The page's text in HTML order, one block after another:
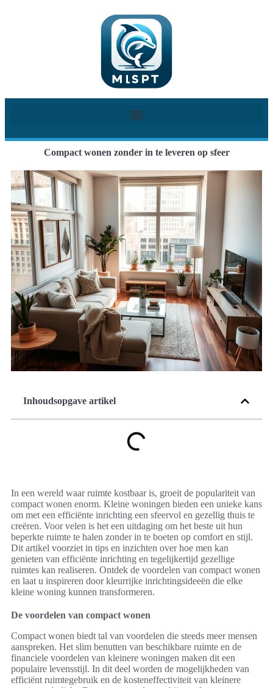
Compact wonen zonder in te leveren op sfeer
Inhoudsopgave artikel
In een wereld waar ruimte kostbaar is, groeit de populariteit van
compact wonen enorm. Kleine woningen bieden een unieke kans
om met een efficiënte inrichting een sfeervol en gezellig thuis te
creëren. Voor velen is het een uitdaging om het beste uit hun
beperkte ruimte te halen zonder in te boeten op comfort en stijl.
Dit artikel voorziet in tips en inzichten over hoe men kan
genieten van efficiënte inrichting en tegelijkertijd gezellige
ruimtes kan realiseren. Ontdek de voordelen van compact wonen
en laat u inspireren door kleurrijke inrichtingsideeën die elke
kleine woning kunnen transformeren.
De voordelen van compact wonen
Compact wonen biedt tal van voordelen die steeds meer mensen
aanspreken. Het slim benutten van beschikbare ruimte en de
financiele voordelen van kleinere woningen maken dit een
populaire levensstijl. In dit deel worden de mogelijkheden van
efficiënt ruimtegebruik en de kosteneffectiviteit van kleinere